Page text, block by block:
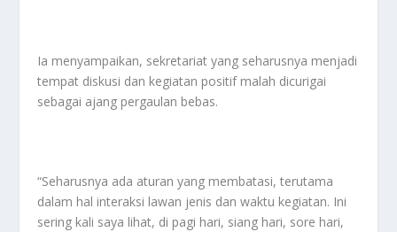
Ia menyampaikan, sekretariat yang seharusnya menjadi
tempat diskusi dan kegiatan positif malah dicurigai
sebagai ajang pergaulan bebas.
“Seharusnya ada aturan yang membatasi, terutama
dalam hal interaksi lawan jenis dan waktu kegiatan. Ini
sering kali saya lihat, di pagi hari, siang hari, sore hari,